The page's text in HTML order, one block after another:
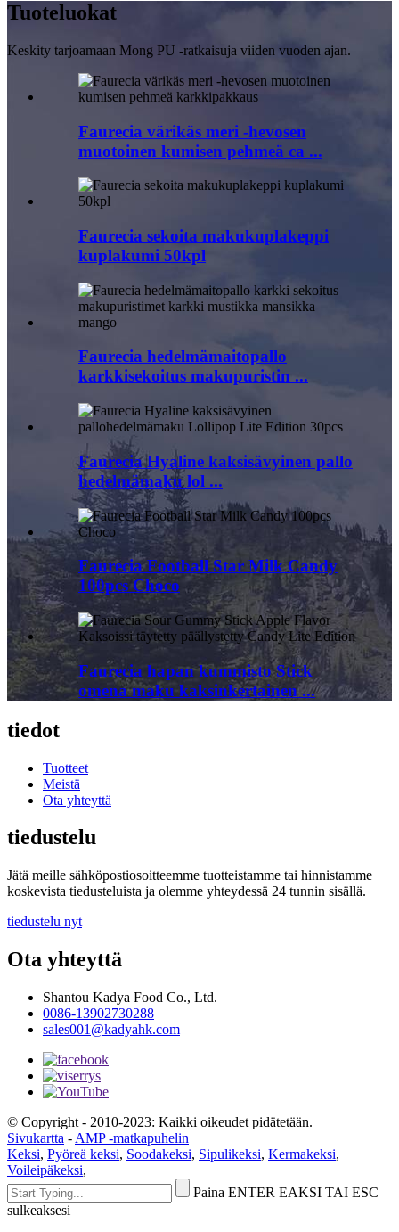
Tuoteluokat
Keskity tarjoamaan Mong PU -ratkaisuja viiden vuoden ajan.
Faurecia värikäs meri -hevosen
muotoinen kumisen pehmeä ca ...
Faurecia sekoita makukuplakeppi
kuplakumi 50kpl
Faurecia hedelmämaitopallo
karkkisekoitus makupuristin ...
Faurecia Hyaline kaksisävyinen pallo
hedelmämaku lol ...
Faurecia Football Star Milk Candy
100pcs Choco
Faurecia hapan kummisto Stick
omena maku kaksinkertainen ...
tiedot
Tuotteet
Meistä
Ota yhteyttä
tiedustelu
Jätä meille sähköpostiosoitteemme tuotteistamme tai hinnistamme
koskevista tiedusteluista ja olemme yhteydessä 24 tunnin sisällä.
tiedustelu nyt
Ota yhteyttä
Shantou Kadya Food Co., Ltd.
0086-13902730288
sales001@kadyahk.com
© Copyright - 2010-2023: Kaikki oikeudet pidätetään.
Sivukartta - AMP -matkapuhelin
Keksi, Pyöreä keksi, Soodakeksi, Sipulikeksi, Kermakeksi,
Voileipäkeksi,
Paina ENTER EAKSI TAI ESC
sulkeaksesi